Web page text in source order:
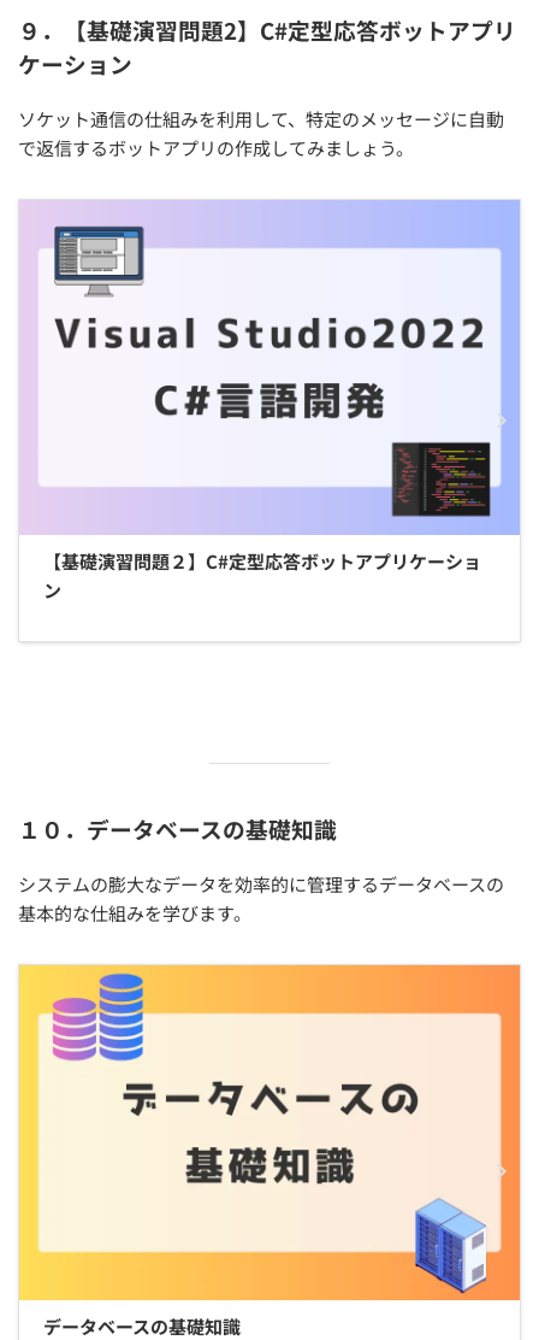
９．【基礎演習問題2】C#定型応答ボットアプリ
ケーション
ソケット通信の仕組みを利用して、特定のメッセージに自動
で返信するボットアプリの作成してみましょう。
【基礎演習問題２】C#定型応答ボットアプリケーショ
ン
１０．データベースの基礎知識
システムの膨大なデータを効率的に管理するデータベースの
基本的な仕組みを学びます。
データベースの基礎知識